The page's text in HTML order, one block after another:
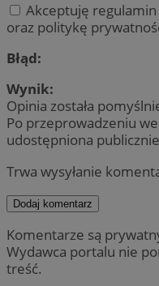
Akceptuję
oraz politykę
Błąd:
Wynik:
Opinia została
Po przeprowadzeniu
udostępniona
Trwa wysyłanie
Dodaj komentarz
Komentarze są
Wydawca portalu nie
treść.